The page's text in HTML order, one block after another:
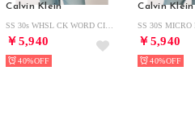
Calvin Klein
￥5,940
40%
Calvin Klein
￥5,940
40%